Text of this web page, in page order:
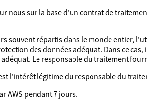
nous sur la base d'un contrat de
souvent répartis dans le monde entier,
des données adéquat. Dans ce
Le responsable du traitement
l'intérêt légitime du responsable du
AWS pendant 7 jours.